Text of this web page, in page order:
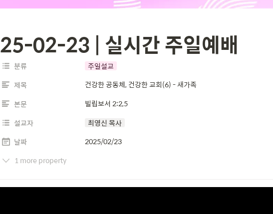
25-02-23 | 실시간 주일예배
분류
주일설교
제목
건강한 공동체, 건강한 교회(6) - 새가족
본문
빌립보서 2:2,5
설교자
최영신 목사
날짜
2025/02/23
1 more property